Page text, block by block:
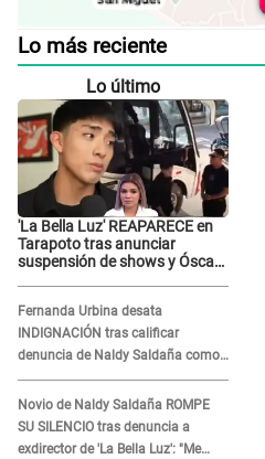
Lo más reciente
Lo último
'La Bella Luz' REAPARECE en
Tarapoto tras anunciar
suspensión de shows y Óscar
Fernanda Urbina desata
INDIGNACIÓN tras calificar
denuncia de Naldy Saldaña como
'acto bochornoso': "No es justo
atacar a otra mujer"
Novio de Naldy Saldaña ROMPE
SU SILENCIO tras denuncia a
exdirector de 'La Bella Luz': "Me